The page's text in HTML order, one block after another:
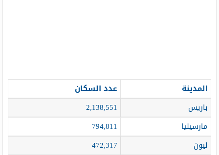
المدينة
عدد السكان
باريس
2,138,551
مارسيليا
794,811
ليون
472,317